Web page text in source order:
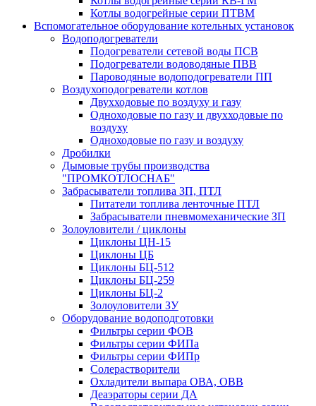
Котлы водогрейные серии ПТВМ
Вспомогательное оборудование котельных установок
Водоподогреватели
Подогреватели сетевой воды ПСВ
Подогреватели водоводяные ПВВ
Пароводяные водоподогреватели ПП
Воздухоподогреватели котлов
Двухходовые по воздуху и газу
Одноходовые по газу и двухходовые по
воздуху
Одноходовые по газу и воздуху
Дробилки
Дымовые трубы производства
"ПРОМКОТЛОСНАБ"
Забрасыватели топлива ЗП, ПТЛ
Питатели топлива ленточные ПТЛ
Забрасыватели пневмомеханические ЗП
Золоуловители / циклоны
Циклоны ЦН-15
Циклоны ЦБ
Циклоны БЦ-512
Циклоны БЦ-259
Циклоны БЦ-2
Золоуловители ЗУ
Оборудование водоподготовки
Фильтры серии ФОВ
Фильтры серии ФИПа
Фильтры серии ФИПр
Солерастворители
Охладители выпара ОВА, ОВВ
Деаэраторы серии ДА